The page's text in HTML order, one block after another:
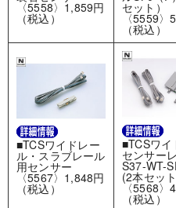
〈5558〉1,859円
（税込）
セット）
〈5559〉
（税込）
■TCSワイドレー
ル・スラブレール
用センサー
〈5567〉1,848円
（税込）
■TCSワイ
センサー
S37-WT-
(2本セッ
〈5568〉
（税込）